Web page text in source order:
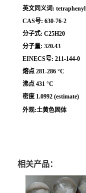
英文同义词: tetraphenyl
CAS号: 630-76-2
分子式: C25H20
分子量: 320.43
EINECS号: 211-144-0
熔点 281-286 °C
沸点 431 °C
密度 1.0992 (estimate)
外观:土黄色固体
相关产品：